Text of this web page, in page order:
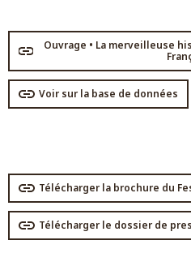
Ouvrage • La merveilleuse
Voir sur la base de données
Télécharger la brochure du
Télécharger le dossier de